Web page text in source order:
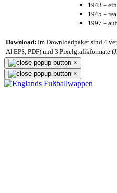
1943 =
1945 =
1997 =
Download: Im Downloadpaket sind 4
AI EPS, PDF) und 3 Pixelgrafikformate
×
×